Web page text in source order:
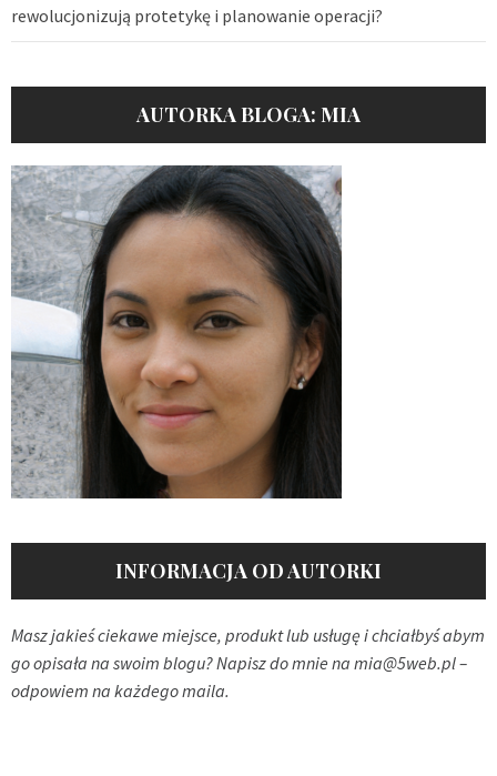
rewolucjonizują protetykę i planowanie operacji?
AUTORKA BLOGA: MIA
INFORMACJA OD AUTORKI
Masz jakieś ciekawe miejsce, produkt lub usługę i chciałbyś abym
go opisała na swoim blogu? Napisz do mnie na mia@5web.pl–
odpowiem na każdego maila.